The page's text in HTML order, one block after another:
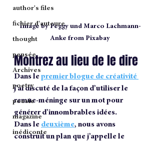
author's files
fichier d'auteure
thought
pensée
Archives
poetry
poesie
magazine
inédiconte
Image by Peggy und Marco Lachmann-
Anke from Pixabay
Montrez au lieu de le dire
Dans le premier blogue de créativité
j’ai discuté de la façon d’utiliser le
remue-méninge sur un mot pour
générer d’innombrables idées.
Dans le deuxième, nous avons
construit un plan que j’appelle le